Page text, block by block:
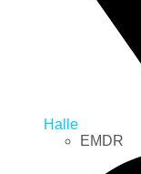
Halle
EMDR